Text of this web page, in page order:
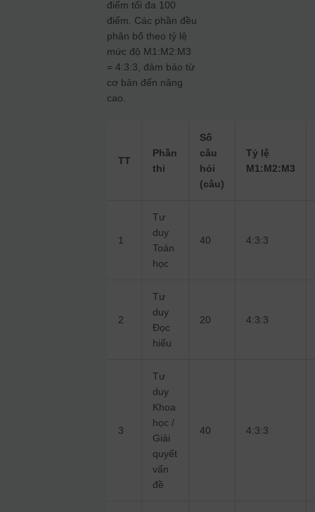
điểm tối đa 100
điểm. Các phần đều
phân bổ theo tỷ lệ
mức độ M1:M2:M3
= 4:3:3, đảm bảo từ
cơ bản đến nâng
cao.
TT
Phần
thi
Số
câu
hỏi
(câu)
Tỷ lệ
M1:M2:M3
1
Tư
duy
Toán
học
40 4:3:3
2
Tư
duy
Đọc
hiểu
20 4:3:3
3
Tư
duy
Khoa
học /
Giải
quyết
vấn
đề
40 4:3:3